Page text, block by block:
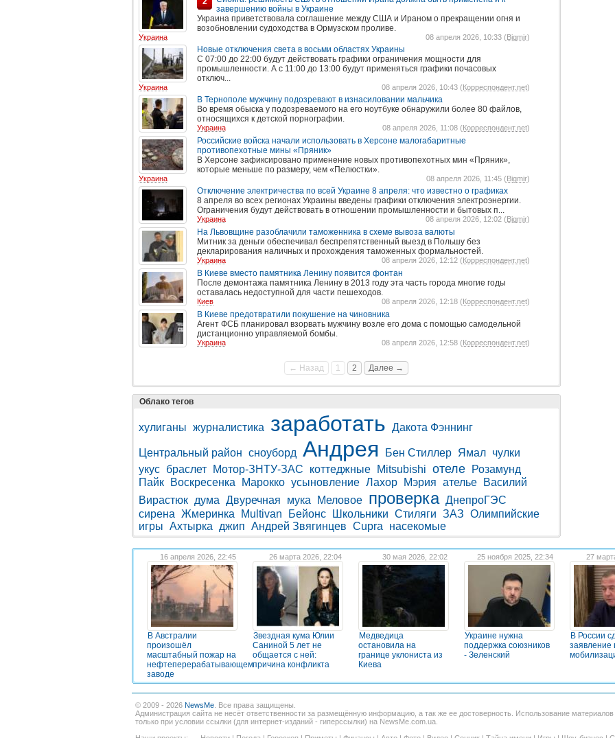
завершению войны в Украине
Украина приветствовала соглашение между США и Ираном о прекращении огня и
возобновлении судоходства в Ормузском проливе.
Украина 08 апреля 2026, 10:33 (Bigmir)
Новые отключения света в восьми областях Украины
С 07:00 до 22:00 будут действовать графики ограничения мощности для
промышленности. А с 11:00 до 13:00 будут применяться графики почасовых
отключ...
Украина 08 апреля 2026, 10:43 (Корреспондент.net)
В Тернополе мужчину подозревают в изнасиловании мальчика
Во время обыска у подозреваемого на его ноутбуке обнаружили более 80 файлов,
относящихся к детской порнографии.
Украина 08 апреля 2026, 11:08 (Корреспондент.net)
Российские войска начали использовать в Херсоне малогабаритные
противопехотные мины «Пряник»
В Херсоне зафиксировано применение новых противопехотных мин «Пряник»,
которые меньше по размеру, чем «Пелюстки».
Украина 08 апреля 2026, 11:45 (Bigmir)
Отключение электричества по всей Украине 8 апреля: что известно о графиках
8 апреля во всех регионах Украины введены графики отключения электроэнергии.
Ограничения будут действовать в отношении промышленности и бытовых п...
Украина 08 апреля 2026, 12:02 (Bigmir)
На Львовщине разоблачили таможенника в схеме вывоза валюты
Митник за деньги обеспечивал беспрепятственный выезд в Польшу без
декларирования наличных и прохождения таможенных формальностей.
Украина 08 апреля 2026, 12:12 (Корреспондент.net)
В Киеве вместо памятника Ленину появится фонтан
После демонтажа памятника Ленину в 2013 году эта часть города многие годы
оставалась недоступной для части пешеходов.
Киев 08 апреля 2026, 12:18 (Корреспондент.net)
В Киеве предотвратили покушение на чиновника
Агент ФСБ планировал взорвать мужчину возле его дома с помощью самодельной
дистанционно управляемой бомбы.
Украина 08 апреля 2026, 12:58 (Корреспондент.net)
← Назад 1 2 Далее →
Облако тегов
хулиганы журналистика заработать Дакота Фэннинг
Центральный район сноуборд Андрея Бен Стиллер Ямал чулки
укус браслет Мотор-ЗНТУ-ЗАС коттеджные Mitsubishi отеле
Розамунд
Пайк
Воскресенка Марокко усыновление Лахор Мэрия ателье
Василий
Вирастюк дума Двуречная мука Меловое проверка ДнепроГЭС
сирена Жмеринка Multivan Бейонс Школьники Стиляги ЗАЗ Олимпийские
игры Ахтырка джип Андрей Звягинцев Cupra насекомые
16 апреля 2026, 22:45
В Австралии
произошёл
масштабный пожар на
нефтеперерабатывающем
заводе
26 марта 2026, 22:04
Звездная кума Юлии
Саниной 5 лет не
общается с ней:
причина конфликта
30 мая 2026, 22:02
Медведица
остановила на
границе уклониста из
Киева
25 ноября 2025, 22:34
Украине нужна
поддержка союзников
- Зеленский
27
В России
заявление
© 2009 - 2026 NewsMe . Все права защищены.
Администрация сайта не несёт ответственности за размещённую информацию, а так же ее достоверность. Использование материалов
только при условии ссылки (для интернет-изданий - гиперссылки) на NewsMe.com.ua.